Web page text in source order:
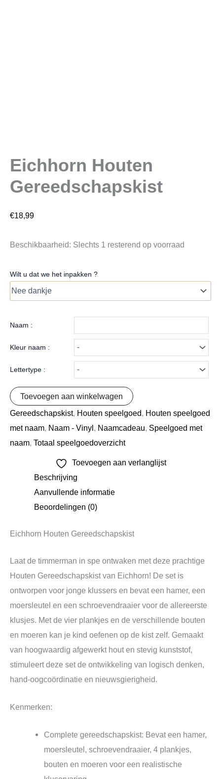
Eichhorn Houten
Gereedschapskist
€18,99
Beschikbaarheid: Slechts 1 resterend op voorraad
Wilt u dat we het inpakken ?
Naam :
Kleur naam :
Lettertype :
Toevoegen aan winkelwagen
Gereedschapskist, Houten speelgoed, Houten speelgoed
met naam, Naam - Vinyl, Naamcadeau, Speelgoed met
naam, Totaal speelgoedoverzicht
Toevoegen aan verlanglijst
Beschrijving
Aanvullende informatie
Beoordelingen (0)
Eichhorn Houten Gereedschapskist
Laat de timmerman in spe ontwaken met deze prachtige
Houten Gereedschapskist van Eichhorn! De set is
ontworpen voor jonge klussers en bevat een hamer, een
moersleutel en een schroevendraaier voor de allereerste
klusjes. Met de vier plankjes en de verschillende bouten
en moeren kan je kind oefenen op de kist zelf. Gemaakt
van hoogwaardig afgewerkt hout en stevig kunststof,
stimuleert deze set de ontwikkeling van logisch denken,
hand-oogcoördinatie en nieuwsgierigheid.
Kenmerken:
Complete gereedschapskist: Bevat een hamer,
moersleutel, schroevendraaier, 4 plankjes,
bouten en moeren voor een realistische